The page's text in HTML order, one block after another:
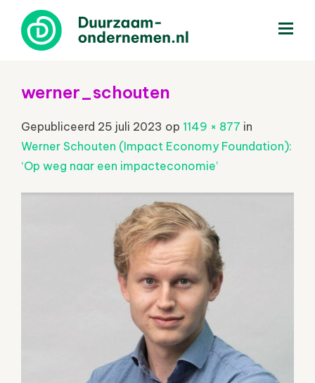
werner_schouten
Gepubliceerd 25 juli 2023 op 1149 × 877 in
Werner Schouten (Impact Economy Foundation):
‘Op weg naar een impacteconomie’